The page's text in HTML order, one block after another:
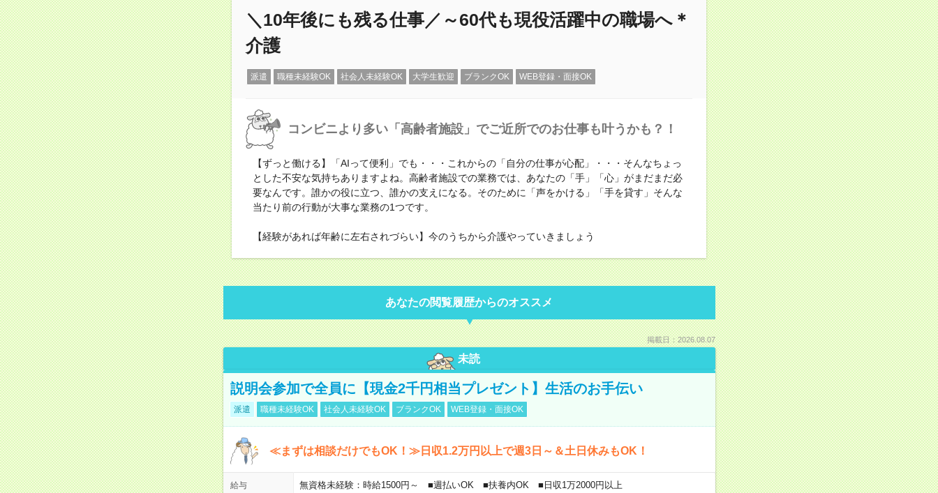
＼10年後にも残る仕事／～60代も現役活躍中の職場へ＊
介護
派遣 職種未経験OK 社会人未経験OK 大学生歓迎 ブランクOK WEB登録・面接OK
コンビニより多い「高齢者施設」でご近所でのお仕事も叶うかも？！
【ずっと働ける】「AIって便利」でも・・・これからの「自分の仕事が心配」・・・そんなちょっ
とした不安な気持ちありますよね。高齢者施設での業務では、あなたの「手」「心」がまだまだ必
要なんです。誰かの役に立つ、誰かの支えになる。そのために「声をかける」「手を貸す」そんな
当たり前の行動が大事な業務の1つです。
【経験があれば年齢に左右されづらい】今のうちから介護やっていきましょう
あなたの閲覧履歴からのオススメ
掲載日：2026.08.07
未読
説明会参加で全員に【現金2千円相当プレゼント】生活のお手伝い
派遣 職種未経験OK 社会人未経験OK ブランクOK WEB登録・面接OK
≪まずは相談だけでもOK！≫日収1.2万円以上で週3日～＆土日休みもOK！
給与 無資格未経験：時給1500円～ ■週払いOK ■扶養内OK ■日収1万2000円以上